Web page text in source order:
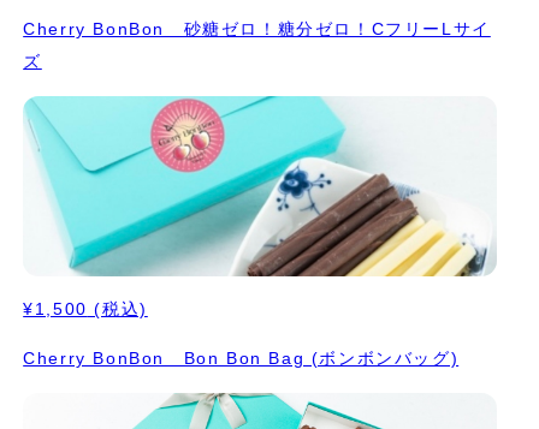
Cherry BonBon 砂糖ゼロ！糖分ゼロ！CフリーLサイ
ズ
¥1,500 (税込)
Cherry BonBon Bon Bon Bag (ボンボンバッグ)